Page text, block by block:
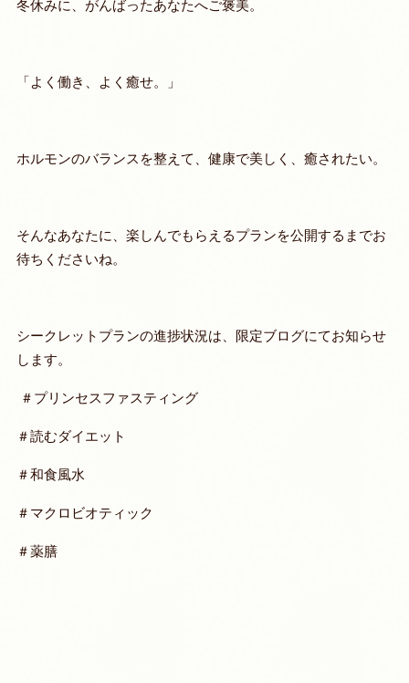
冬休みに、がんばったあなたへご褒美。
「よく働き、よく癒せ。」
ホルモンのバランスを整えて、健康で美しく、癒されたい。
そんなあなたに、楽しんでもらえるプランを公開するまでお
待ちくださいね。
シークレットプランの進捗状況は、限定ブログにてお知らせ
します。
＃プリンセスファスティング
＃読むダイエット
＃和食風水
＃マクロビオティック
＃薬膳